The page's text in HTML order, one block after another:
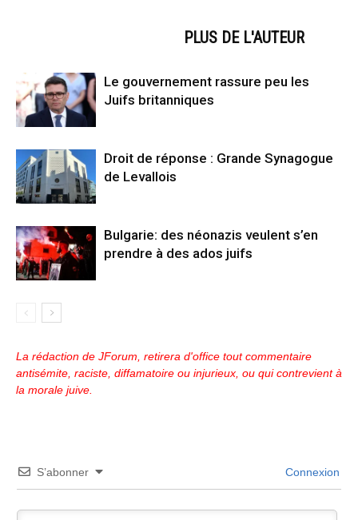
PLUS DE L'AUTEUR
Le gouvernement rassure peu les
Juifs britanniques
Droit de réponse : Grande Synagogue
de Levallois
Bulgarie: des néonazis veulent s’en
prendre à des ados juifs
La rédaction de JForum, retirera d'office tout commentaire
antisémite, raciste, diffamatoire ou injurieux, ou qui contrevient à
la morale juive.
S’abonner Connexion